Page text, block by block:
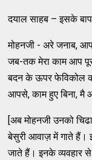
दयाल साहब – इसके बाप
मोहनजी - अरे जनाब,
जब-तक मेरा काम आप
बदन के ऊपर फेविकोल
आपसे, काम हुए बिना, मै
[अब मोहनजी उनको
बेसुरी आवाज़ में गाते हैं।
जाते हैं। इनके व्यवहार